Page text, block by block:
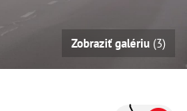
Zobraziť galériu (3)